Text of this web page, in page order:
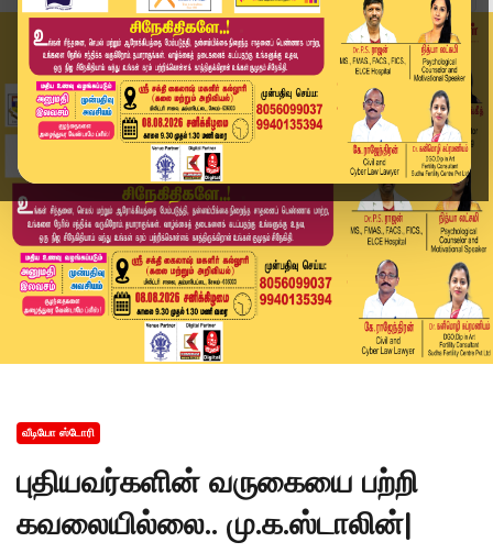
வீடியோ ஸ்டோரி
புதியவர்களின் வருகையை பற்றி
கவலையில்லை.. மு.க.ஸ்டாலின்|